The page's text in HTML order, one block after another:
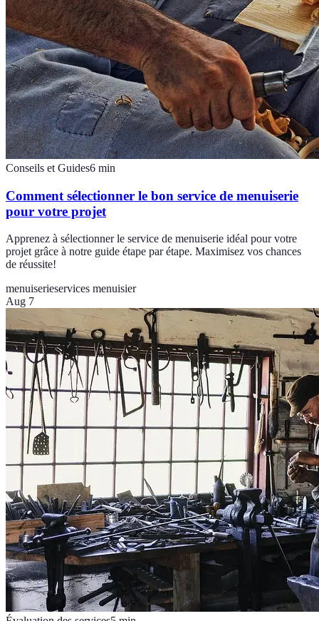
Conseils et Guides6 min
Comment sélectionner le bon service de menuiserie
pour votre projet
Apprenez à sélectionner le service de menuiserie idéal pour votre
projet grâce à notre guide étape par étape. Maximisez vos chances
de réussite!
menuiserieservices menuisier
Aug 7